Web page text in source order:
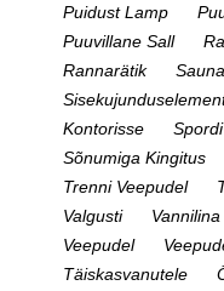
Puidust Lamp
Puuvillane Sall
Rannarätik
Kontorisse
Sõnumiga Kingitus
Trenni Veepudel
Valgusti
Vannilina
Veepudel
Täiskasvanutele